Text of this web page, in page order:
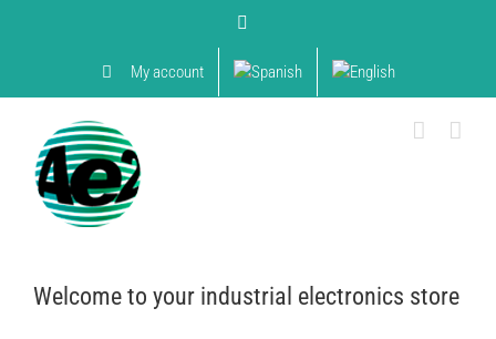
My account
Welcome to your industrial electronics store